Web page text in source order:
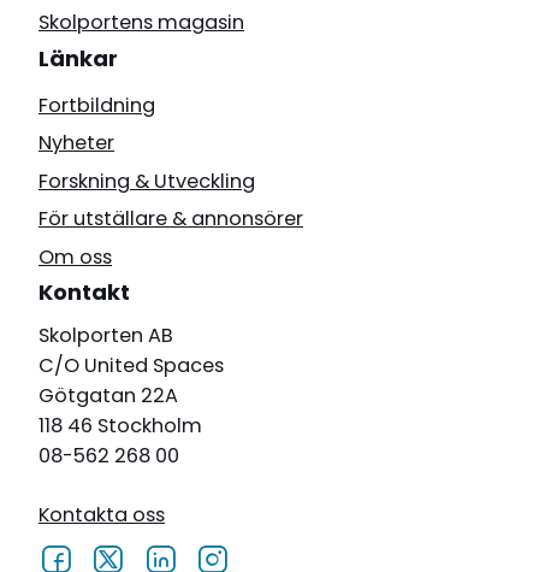
Skolportens magasin
Länkar
Fortbildning
Nyheter
Forskning & Utveckling
För utställare & annonsörer
Om oss
Kontakt
Skolporten AB
C/O United Spaces
Götgatan 22A
118 46 Stockholm
08-562 268 00
Kontakta oss